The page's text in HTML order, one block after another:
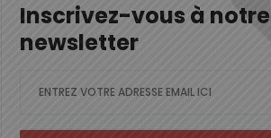
Inscrivez-vous à notre
newsletter